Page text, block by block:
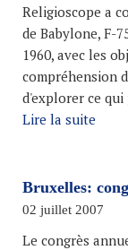
Religioscope a
de Babylone, F-
1960, avec les
compréhension
d'explorer ce
Lire la suite
Bruxelles:
02 juillet 2007
Le congrès